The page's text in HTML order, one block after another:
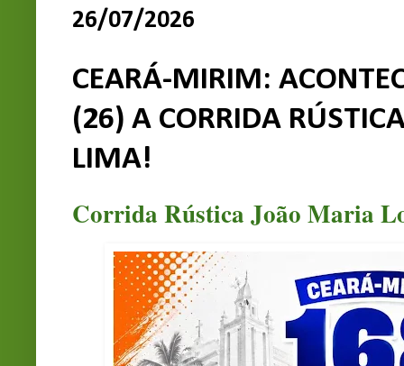
26/07/2026
CEARÁ-MIRIM:
(26) A CORRIDA
LIMA!
Corrida Rústica João Maria